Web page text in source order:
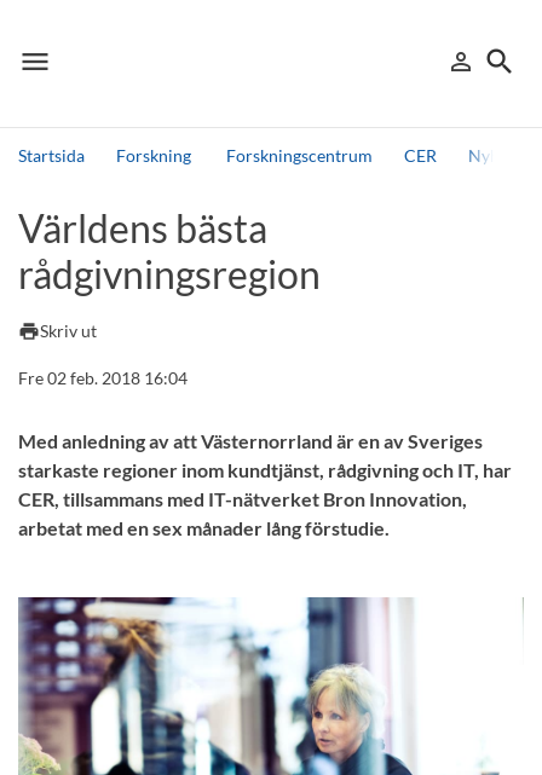
menu
Meny person_outline
Logga in
search
Sök
Startsida Forskning Forskningscentrum CER Nyheter
Andra söktjänster
Detta är vår testmiljö - endast testdata
Världens bästa
rådgivningsregion
printSkriv ut
Fre 02 feb. 2018 16:04
Med anledning av att Västernorrland är en av Sveriges
starkaste regioner inom kundtjänst, rådgivning och IT, har
CER, tillsammans med IT-nätverket Bron Innovation,
arbetat med en sex månader lång förstudie.